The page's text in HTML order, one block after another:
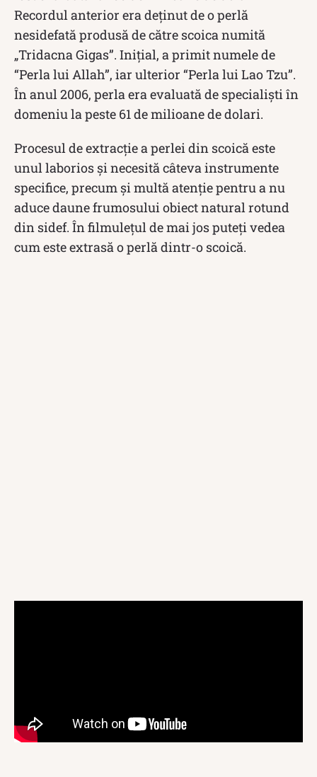
Recordul anterior era deținut de o perlă
nesidefată produsă de către scoica numită
„Tridacna Gigas”. Inițial, a primit numele de
“Perla lui Allah”, iar ulterior “Perla lui Lao Tzu”.
În anul 2006, perla era evaluată de specialiști în
domeniu la peste 61 de milioane de dolari.
Procesul de extracție a perlei din scoică este
unul laborios și necesită câteva instrumente
specifice, precum și multă atenție pentru a nu
aduce daune frumosului obiect natural rotund
din sidef. În filmulețul de mai jos puteți vedea
cum este extrasă o perlă dintr-o scoică.